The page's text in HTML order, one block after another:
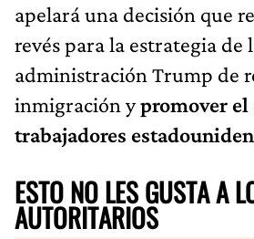
apelará una decisión que
revés para la estrategia de
administración Trump de
inmigración ypromover el
trabajadores
ESTO NO LES GUSTA A
AUTORITARIOS